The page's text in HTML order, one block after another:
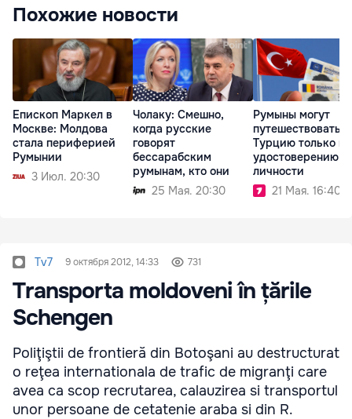
Похожие новости
Епископ Маркел в
Москве: Молдова
стала периферией
Румынии
3 Июл. 20:30
Чолаку: Смешно,
когда русские
говорят
бессарабским
румынам, кто они
25 Мая. 20:30
Румыны могут
путешествовать в
Турцию только по
удостоверению
личности
21 Мая. 16:40
Tv7 9 октября 2012, 14:33 731
Transporta moldoveni în țările
Schengen
Poliţiştii de frontieră din Botoşani au destructurat
o reţea internationala de trafic de migranţi care
avea ca scop recrutarea, calauzirea si transportul
unor persoane de cetatenie araba si din R.